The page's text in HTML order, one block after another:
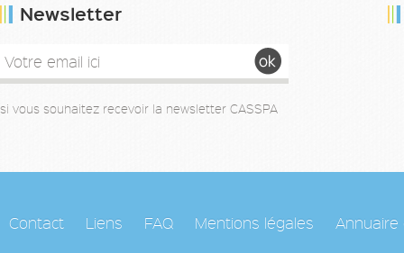
Newsletter
si vous souhaitez recevoir la newsletter CASSPA
Contact Liens FAQ Mentions légales